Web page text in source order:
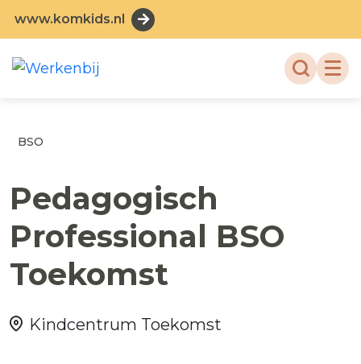
www.komkids.nl
BSO
Pedagogisch
Professional BSO
Toekomst
Kindcentrum Toekomst